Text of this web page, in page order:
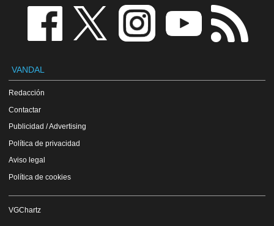
VANDAL
Redacción
Contactar
Publicidad / Advertising
Política de privacidad
Aviso legal
Política de cookies
VGChartz